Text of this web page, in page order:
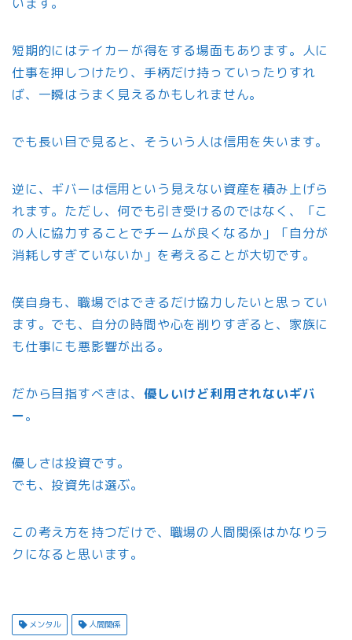
短期的にはテイカーが得をする場面もあります。人に
仕事を押しつけたり、手柄だけ持っていったりすれ
ば、一瞬はうまく見えるかもしれません。
でも長い目で見ると、そういう人は信用を失います。
逆に、ギバーは信用という見えない資産を積み上げら
れます。ただし、何でも引き受けるのではなく、「こ
の人に協力することでチームが良くなるか」「自分が
消耗しすぎていないか」を考えることが大切です。
僕自身も、職場ではできるだけ協力したいと思ってい
ます。でも、自分の時間や心を削りすぎると、家族に
も仕事にも悪影響が出る。
だから目指すべきは、 優しいけど利用されないギバ
ー。
優しさは投資です。
でも、投資先は選ぶ。
この考え方を持つだけで、職場の人間関係はかなりラ
クになると思います。
メンタル 人間関係